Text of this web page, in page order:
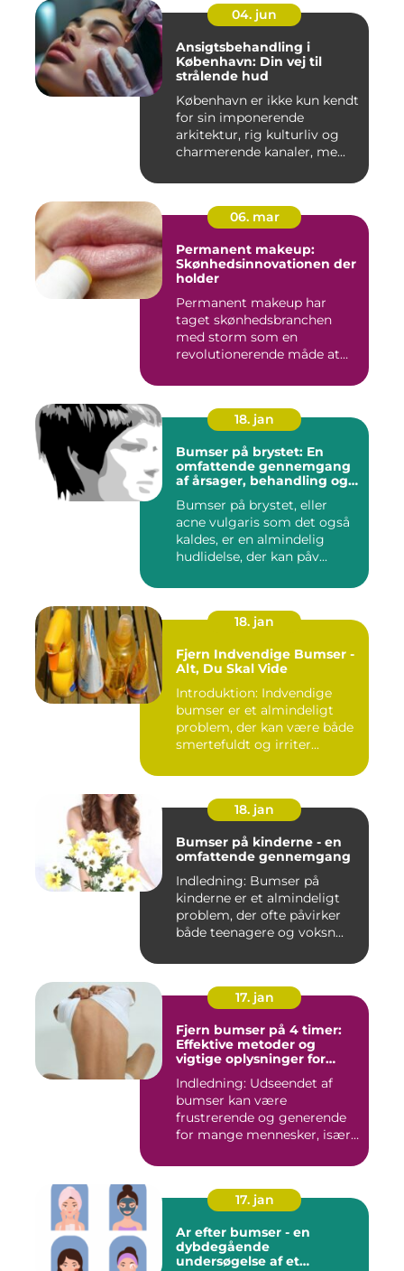
04. jun
Ansigtsbehandling i
København: Din vej til
strålende hud
København er ikke kun kendt
for sin imponerende
arkitektur, rig kulturliv og
charmerende kanaler, me...
06. mar
Permanent makeup:
Skønhedsinnovationen der
holder
Permanent makeup har
taget skønhedsbranchen
med storm som en
revolutionerende måde at
18. jan
Bumser på brystet: En
omfattende gennemgang
af årsager, behandling og
Bumser på brystet, eller
acne vulgaris som det også
kaldes, er en almindelig
hudlidelse, der kan påv...
18. jan
Fjern Indvendige Bumser -
Alt, Du Skal Vide
Introduktion: Indvendige
bumser er et almindeligt
problem, der kan være både
smertefuldt og irriter...
18. jan
Bumser på kinderne - en
omfattende gennemgang
Indledning: Bumser på
kinderne er et almindeligt
problem, der ofte påvirker
både teenagere og voksn...
17. jan
Fjern bumser på 4 timer:
Effektive metoder og
vigtige oplysninger for
forbrugere
Indledning: Udseendet af
bumser kan være
frustrerende og generende
for mange mennesker, især
17. jan
Ar efter bumser - en
dybdegående
undersøgelse af et